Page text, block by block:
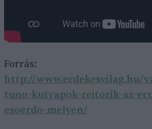
Forrás:
http://www.erdekesvilag.hu/
tuno-kutyapok-rejtozik-az-
esoerdo-melyen/